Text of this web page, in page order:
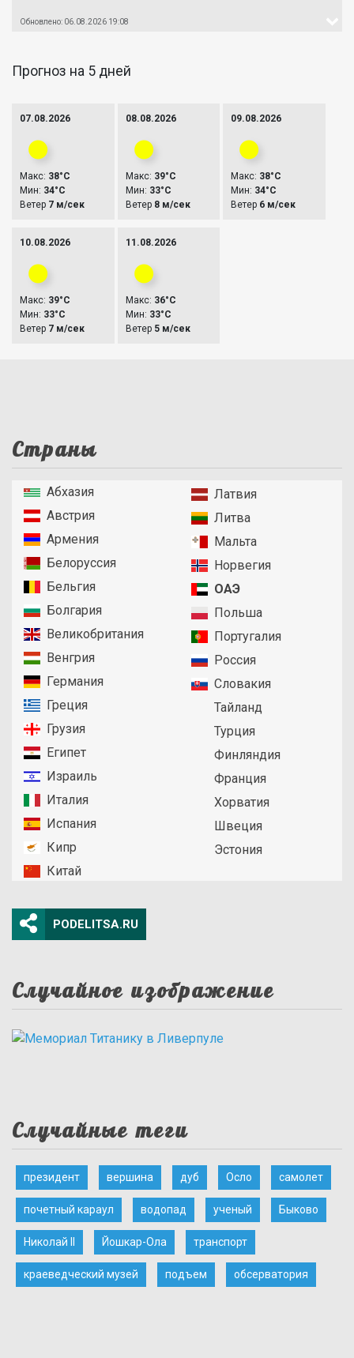
Обновлено: 06.08.2026 19:08
Прогноз на 5 дней
07.08.2026
Макс: 38°C
Мин: 34°C
Ветер 7 м/сек
08.08.2026
Макс: 39°C
Мин: 33°C
Ветер 8 м/сек
09.08.2026
Макс: 38°C
Мин: 34°C
Ветер 6 м/сек
10.08.2026
Макс: 39°C
Мин: 33°C
Ветер 7 м/сек
11.08.2026
Макс: 36°C
Мин: 33°C
Ветер 5 м/сек
Страны
Абхазия
Австрия
Армения
Белоруссия
Бельгия
Болгария
Великобритания
Венгрия
Германия
Греция
Грузия
Египет
Израиль
Италия
Испания
Кипр
Китай
Латвия
Литва
Мальта
Норвегия
ОАЭ
Польша
Португалия
Россия
Словакия
Тайланд
Турция
Финляндия
Франция
Хорватия
Швеция
Эстония
PODELITSA.RU
Случайное изображение
Случайные теги
президент вершина дуб Осло самолет
почетный караул водопад ученый Быково
Николай II Йошкар-Ола транспорт
краеведческий музей подъем обсерватория